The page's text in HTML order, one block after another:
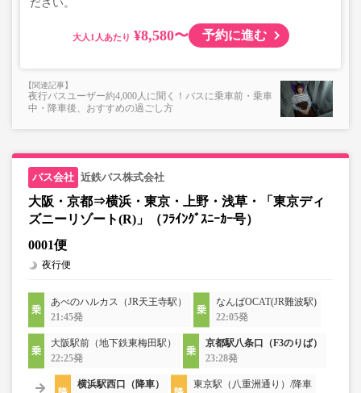
ださい。
大人 ¥8,580〜 予約に進む
夜行バスユーザー約4,000人に聞く！バスに乗車前・乗車
中・降車後、おすすめの過ごし方
近鉄バス株式会社
大阪・京都⇒横浜・東京・上野・浅草・「東京ディ
ズニーリゾート(R)」（ﾌﾗｲﾝｸﾞｽﾆｰｶｰ号）
0001便
夜行便
あべのハルカス（JR天王寺駅）
21:45発
なんばOCAT(JR難波駅)
22:05発
大阪駅前（地下鉄東梅田駅）
22:25発
京都駅八条口（F3のりば）
23:28発
横浜駅西口（降車）
東京駅（八重洲通り）/降車